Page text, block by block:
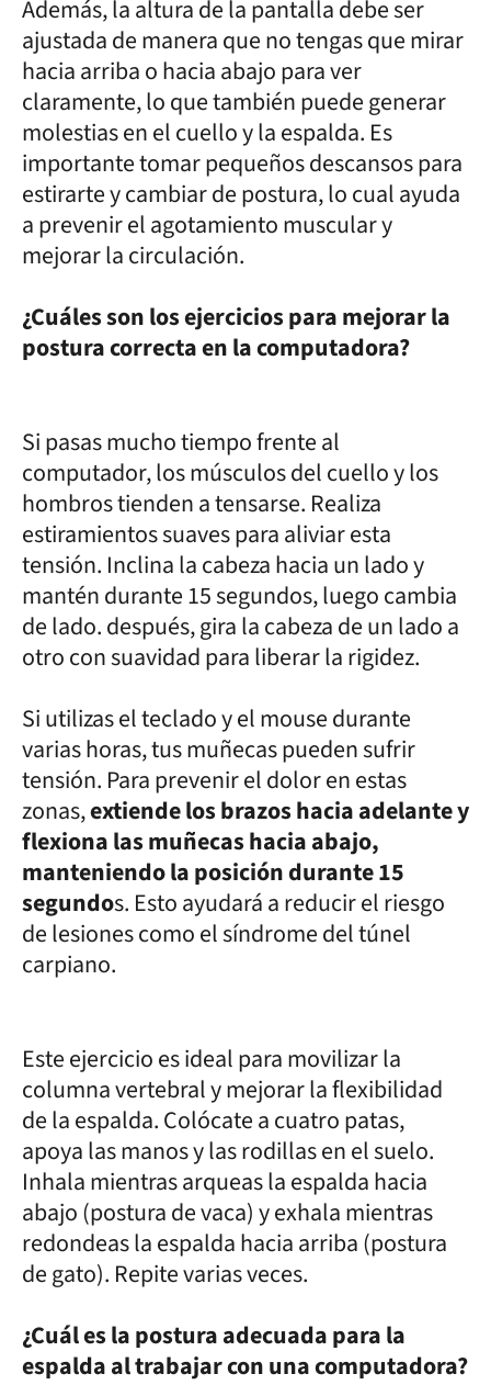
Además, la altura de la pantalla debe ser
ajustada de manera que no tengas que mirar
hacia arriba o hacia abajo para ver
claramente, lo que también puede generar
molestias en el cuello y la espalda. Es
importante tomar pequeños descansos para
estirarte y cambiar de postura, lo cual ayuda
a prevenir el agotamiento muscular y
mejorar la circulación.
¿Cuáles son los ejercicios para mejorar la
postura correcta en la computadora?
Si pasas mucho tiempo frente al
computador, los músculos del cuello y los
hombros tienden a tensarse. Realiza
estiramientos suaves para aliviar esta
tensión. Inclina la cabeza hacia un lado y
mantén durante 15 segundos, luego cambia
de lado. después, gira la cabeza de un lado a
otro con suavidad para liberar la rigidez.
Si utilizas el teclado y el mouse durante
varias horas, tus muñecas pueden sufrir
tensión. Para prevenir el dolor en estas
zonas,extiende los brazos hacia adelante y
flexiona las muñecas hacia abajo,
manteniendo la posición durante 15
segundos. Esto ayudará a reducir el riesgo
de lesiones como el síndrome del túnel
carpiano.
Este ejercicio es ideal para movilizar la
columna vertebral y mejorar la flexibilidad
de la espalda. Colócate a cuatro patas,
apoya las manos y las rodillas en el suelo.
Inhala mientras arqueas la espalda hacia
abajo (postura de vaca) y exhala mientras
redondeas la espalda hacia arriba (postura
de gato). Repite varias veces.
¿Cuál es la postura adecuada para la
espalda al trabajar con una computadora?